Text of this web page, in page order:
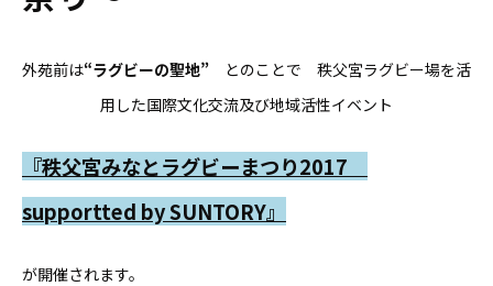
外苑前は“ラグビーの聖地” とのことで 秩父宮ラグビー場を活
用した国際文化交流及び地域活性イベント
『秩父宮みなとラグビーまつり2017
supportted by SUNTORY』
が開催されます。